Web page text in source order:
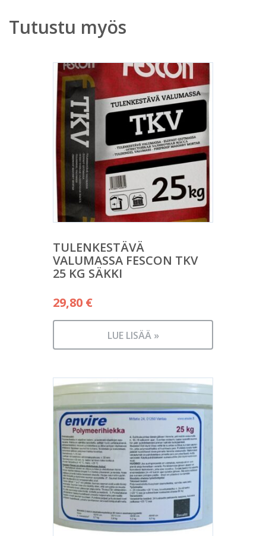
Tutustu myös
TULENKESTÄVÄ
VALUMASSA FESCON TKV
25 KG SÄKKI
29,80 €
LUE LISÄÄ »